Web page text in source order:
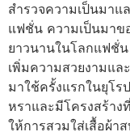
สำรวจความเป็นมา
แฟชั่น ความเป็นมาข
ยาวนานในโลกแฟชั่น
เพิ่มความสวยงามแล
มาใช้ครั้งแรกในยุโร
หราและมีโครงสร้าง
ให้การสวมใส่เสื้อผ้า